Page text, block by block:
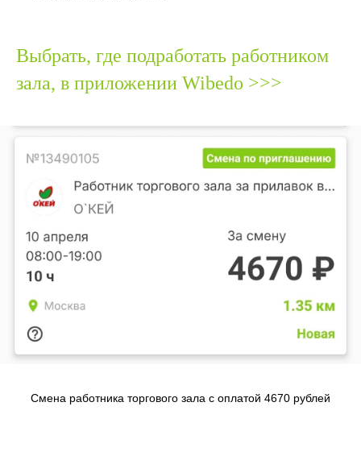
Выбрать, где подработать работником
зала, в приложении Wibedo >>>
Смена работника торгового зала с оплатой 4670 рублей